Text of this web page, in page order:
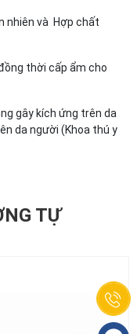
nhiên và Hợp chất
thời cấp ẩm cho
gây kích ứng trên da
da người (Khoa thú y
TỰ